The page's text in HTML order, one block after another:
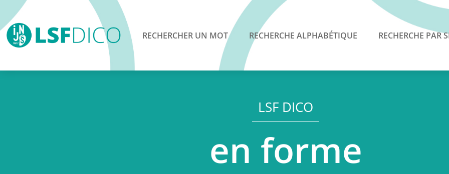
RECHERCHER UN MOT RECHERCHE ALPHABÉTIQUE RECHERCHE PAR
LSF DICO
en forme